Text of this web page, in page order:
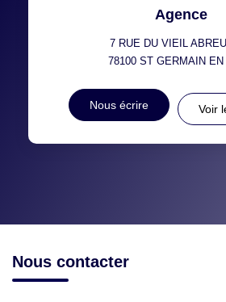
Agence
7 RUE DU VIEIL
78100 ST GERMAIN EN
Nous écrire Voir
Nous contacter